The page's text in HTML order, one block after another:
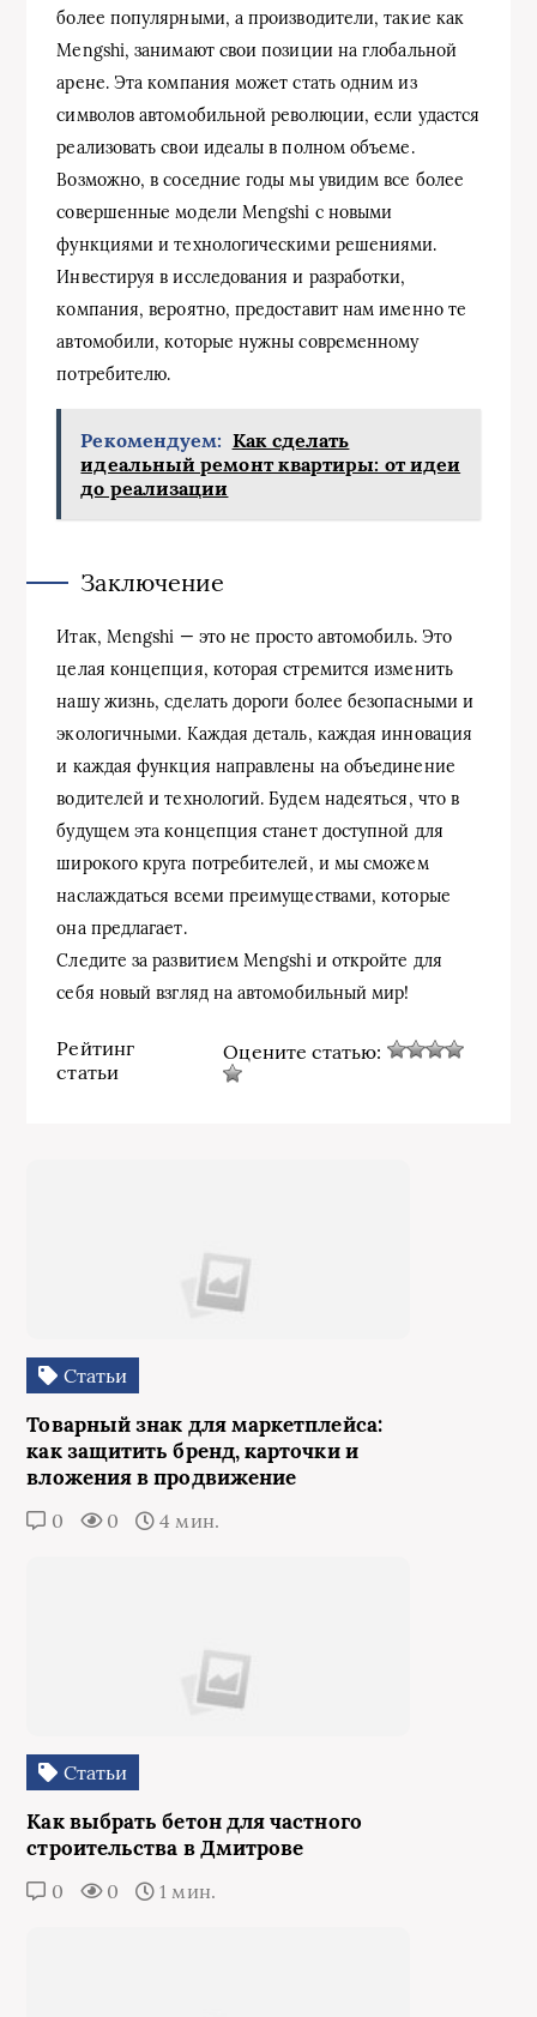
более популярными, а производители, такие как
Mengshi, занимают свои позиции на глобальной
арене. Эта компания может стать одним из
символов автомобильной революции, если удастся
реализовать свои идеалы в полном объеме.
Возможно, в соседние годы мы увидим все более
совершенные модели Mengshi с новыми
функциями и технологическими решениями.
Инвестируя в исследования и разработки,
компания, вероятно, предоставит нам именно те
автомобили, которые нужны современному
потребителю.
Рекомендуем: Как сделать
идеальный ремонт квартиры: от идеи
до реализации
Заключение
Итак, Mengshi — это не просто автомобиль. Это
целая концепция, которая стремится изменить
нашу жизнь, сделать дороги более безопасными и
экологичными. Каждая деталь, каждая инновация
и каждая функция направлены на объединение
водителей и технологий. Будем надеяться, что в
будущем эта концепция станет доступной для
широкого круга потребителей, и мы сможем
наслаждаться всеми преимуществами, которые
она предлагает.
Следите за развитием Mengshi и откройте для
себя новый взгляд на автомобильный мир!
Рейтинг
статьи
Оцените статью:
Статьи
Товарный знак для маркетплейса:
как защитить бренд, карточки и
вложения в продвижение
0 0 4 мин.
Статьи
Как выбрать бетон для частного
строительства в Дмитрове
0 0 1 мин.